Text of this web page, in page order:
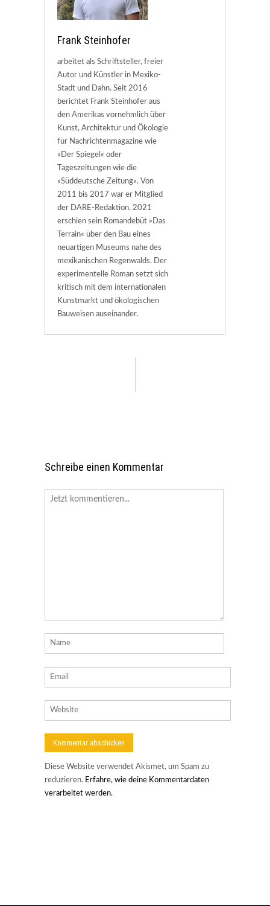
Frank Steinhofer
arbeitet als Schriftsteller, freier
Autor und Künstler in Mexiko-
Stadt und Dahn. Seit 2016
berichtet Frank Steinhofer aus
den Amerikas vornehmlich über
Kunst, Architektur und Ökologie
für Nachrichtenmagazine wie
»Der Spiegel« oder
Tageszeitungen wie die
»Süddeutsche Zeitung«. Von
2011 bis 2017 war er Mitglied
der DARE-Redaktion. 2021
erschien sein Romandebüt »Das
Terrain« über den Bau eines
neuartigen Museums nahe des
mexikanischen Regenwalds. Der
experimentelle Roman setzt sich
kritisch mit dem internationalen
Kunstmarkt und ökologischen
Bauweisen auseinander.
Schreibe einen Kommentar
Diese Website verwendet Akismet, um Spam zu
reduzieren. Erfahre, wie deine Kommentardaten
verarbeitet werden.